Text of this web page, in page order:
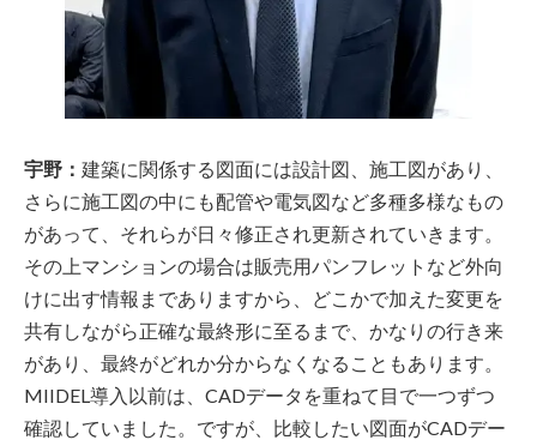
宇野： 建築に関係する図面には設計図、施工図があり、
さらに施工図の中にも配管や電気図など多種多様なもの
があって、それらが日々修正され更新されていきます。
その上マンションの場合は販売用パンフレットなど外向
けに出す情報までありますから、どこかで加えた変更を
共有しながら正確な最終形に至るまで、かなりの行き来
があり、最終がどれか分からなくなることもあります。
MIIDEL導入以前は、CADデータを重ねて目で一つずつ
確認していました。ですが、比較したい図面がCADデー